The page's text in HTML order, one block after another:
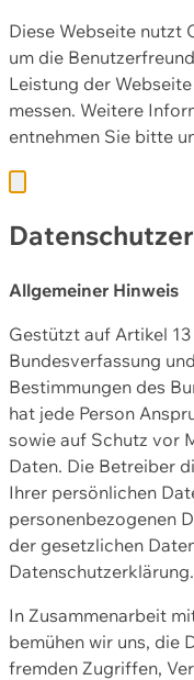
Diese Webseite nutzt
um die
Leistung der
messen. Weitere
entnehmen Sie bitte
Allgemeiner Hinweis
Gestützt auf Artikel
Bundesverfassung
Bestimmungen des
hat jede Person
sowie auf Schutz vor
Daten. Die Betreiber
Ihrer persönlichen
personenbezogenen
der gesetzlichen
Datenschutzerklärung.
In Zusammenarbeit
bemühen wir uns, die
fremden Zugriffen,